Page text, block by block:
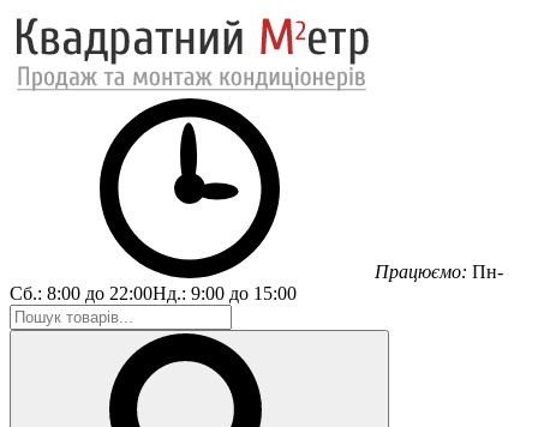
Працюємо: Пн-
Сб.: 8:00 до 22:00Нд.: 9:00 до 15:00